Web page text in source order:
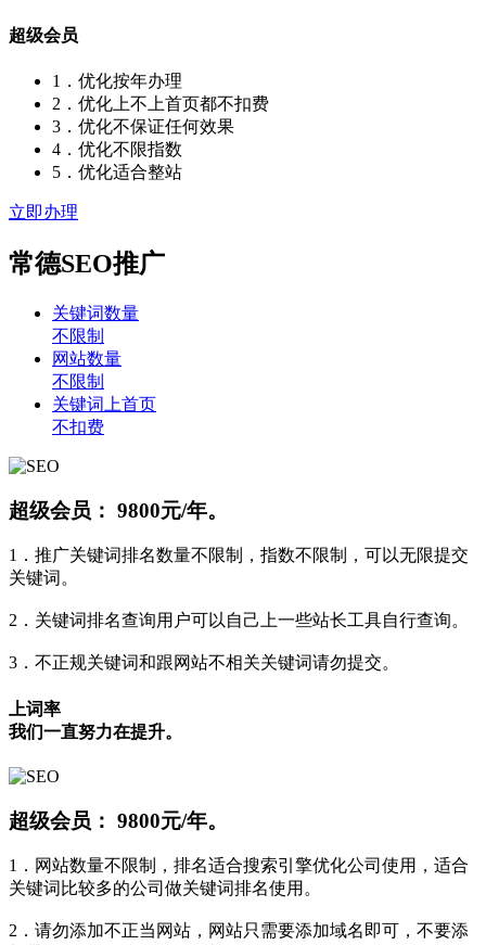
超级会员
1．优化按年办理
2．优化上不上首页都不扣费
3．优化不保证任何效果
4．优化不限指数
5．优化适合整站
立即办理
常德SEO推广
关键词数量
不限制
网站数量
不限制
关键词上首页
不扣费
超级会员： 9800元/年。
1．推广关键词排名数量不限制，指数不限制，可以无限提交
关键词。
2．关键词排名查询用户可以自己上一些站长工具自行查询。
3．不正规关键词和跟网站不相关关键词请勿提交。
上词率
我们一直努力在提升。
超级会员： 9800元/年。
1．网站数量不限制，排名适合搜索引擎优化公司使用，适合
关键词比较多的公司做关键词排名使用。
2．请勿添加不正当网站，网站只需要添加域名即可，不要添